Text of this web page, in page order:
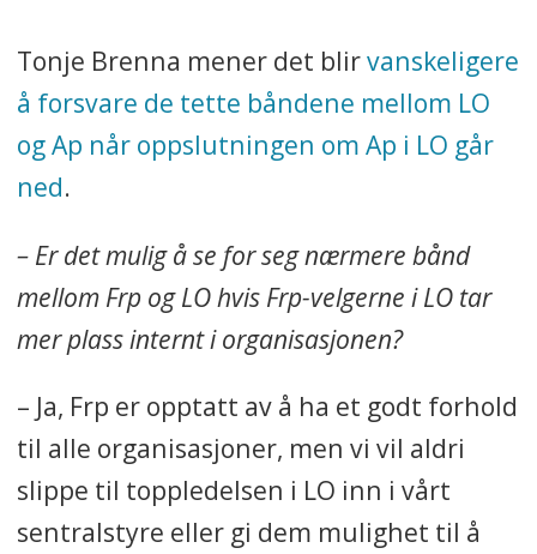
Tonje Brenna mener det blirvanskeligere
å forsvare de tette båndene mellom LO
og Ap når oppslutningen om Ap i LO går
ned.
– Er det mulig å se for seg nærmere bånd
mellom Frp og LO hvis Frp-velgerne i LO tar
mer plass internt i organisasjonen?
– Ja, Frp er opptatt av å ha et godt forhold
til alle organisasjoner, men vi vil aldri
slippe til toppledelsen i LO inn i vårt
sentralstyre eller gi dem mulighet til å